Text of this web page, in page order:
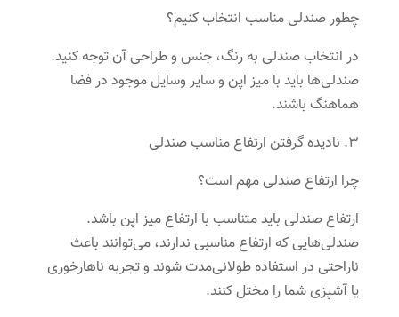
چطور صندلی مناسب انتخاب کنیم؟
در انتخاب صندلی به رنگ، جنس و طراحی آن توجه کنید.
صندلی‌ها باید با میز اپن و سایر وسایل موجود در فضا
هماهنگ باشند.
۳. نادیده گرفتن ارتفاع مناسب صندلی
چرا ارتفاع صندلی مهم است؟
ارتفاع صندلی باید متناسب با ارتفاع میز اپن باشد.
صندلی‌هایی که ارتفاع مناسبی ندارند، می‌توانند باعث
ناراحتی در استفاده طولانی‌مدت شوند و تجربه ناهارخوری
یا آشپزی شما را مختل کنند.